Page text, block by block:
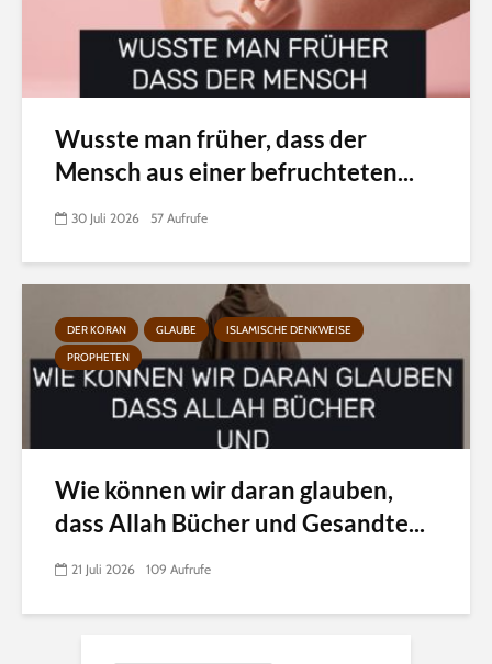
Wusste man früher, dass der
Mensch aus einer befruchteten...
30 Juli 2026 57 Aufrufe
DER KORAN GLAUBE
ISLAMISCHE DENKWEISE
PROPHETEN
Wie können wir daran glauben,
dass Allah Bücher und Gesandte...
21 Juli 2026 109 Aufrufe